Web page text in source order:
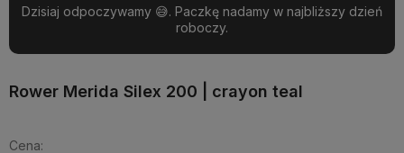
Dzisiaj odpoczywamy 😅. Paczkę nadamy w najbliższy dzień
roboczy.
Rower Merida Silex 200 | crayon teal
Cena: